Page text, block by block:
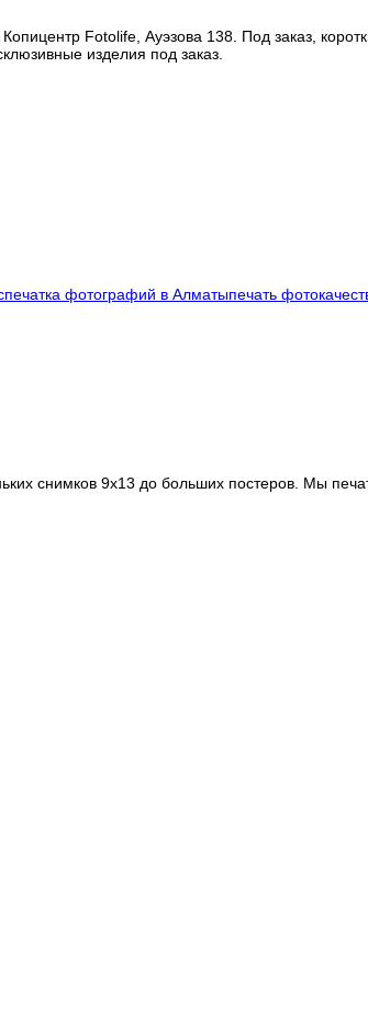
Fotolife, Ауэзова 138. Под заказ,
изделия под заказ.
фотографий в Алматыпечать фото
снимков 9х13 до больших постеров. Мы